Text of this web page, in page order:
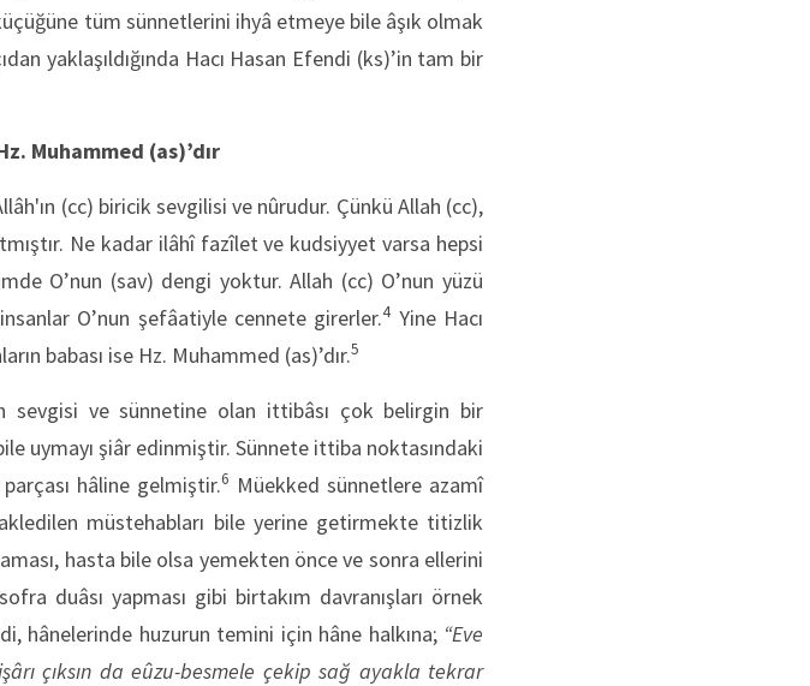
tüm sünnetlerini ihyâ etmeye bile âşık olmak
yaklaşıldığında Hacı Hasan Efendi (ks)’in tam bir
Muhammed (as)’dır
(cc) biricik sevgilisi ve nûrudur. Çünkü Allah (cc),
Ne kadar ilâhî fazîlet ve kudsiyyet varsa hepsi
O’nun (sav) dengi yoktur. Allah (cc) O’nun yüzü
O’nun şefâatiyle cennete girerler.4Yine Hacı
babası ise Hz. Muhammed (as)’dır.5
sevgisi ve sünnetine olan ittibâsı çok belirgin bir
uymayı şiâr edinmiştir. Sünnete ittiba noktasındaki
parçası hâline gelmiştir.6 Müekked sünnetlere azamî
müstehabları bile yerine getirmekte titizlik
hasta bile olsa yemekten önce ve sonra ellerini
duâsı yapması gibi birtakım davranışları örnek
hânelerinde huzurun temini için hâne halkına; “Eve
çıksın da eûzu-besmele çekip sağ ayakla tekrar